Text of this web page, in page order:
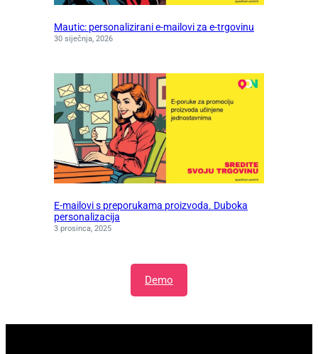
Mautic: personalizirani e-mailovi za e-trgovinu
30 siječnja, 2026
E-mailovi s preporukama proizvoda. Duboka
personalizacija
3 prosinca, 2025
Demo